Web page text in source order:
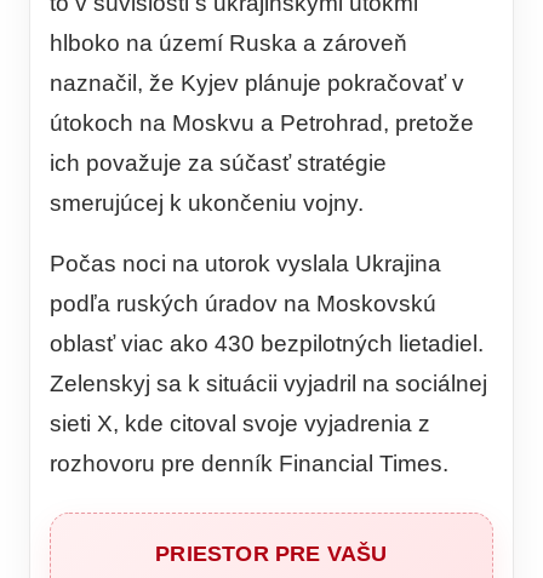
hlboko na území Ruska a zároveň
naznačil, že Kyjev plánuje pokračovať v
útokoch na Moskvu a Petrohrad, pretože
ich považuje za súčasť stratégie
smerujúcej k ukončeniu vojny.
Počas noci na utorok vyslala Ukrajina
podľa ruských úradov na Moskovskú
oblasť viac ako 430 bezpilotných lietadiel.
Zelenskyj sa k situácii vyjadril na sociálnej
sieti X, kde citoval svoje vyjadrenia z
rozhovoru pre denník Financial Times.
PRIESTOR PRE VAŠU